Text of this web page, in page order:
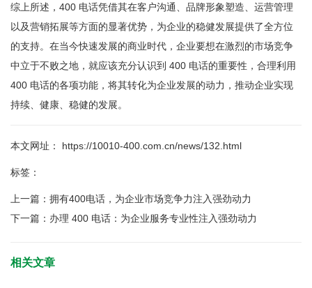
综上所述，400 电话凭借其在客户沟通、品牌形象塑造、运营管理
以及营销拓展等方面的显著优势，为企业的稳健发展提供了全方位
的支持。在当今快速发展的商业时代，企业要想在激烈的市场竞争
中立于不败之地，就应该充分认识到 400 电话的重要性，合理利用
400 电话的各项功能，将其转化为企业发展的动力，推动企业实现
持续、健康、稳健的发展。
本文网址： https://10010-400.com.cn/news/132.html
标签：
上一篇： 拥有400电话，为企业市场竞争力注入强劲动力
下一篇： 办理 400 电话：为企业服务专业性注入强劲动力
相关文章